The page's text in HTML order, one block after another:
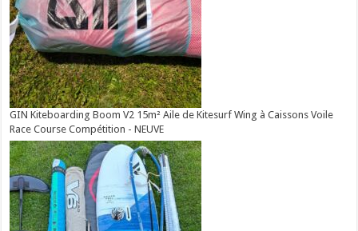
GIN Kiteboarding Boom V2 15m² Aile de Kitesurf Wing à Caissons Voile
Race Course Compétition - NEUVE